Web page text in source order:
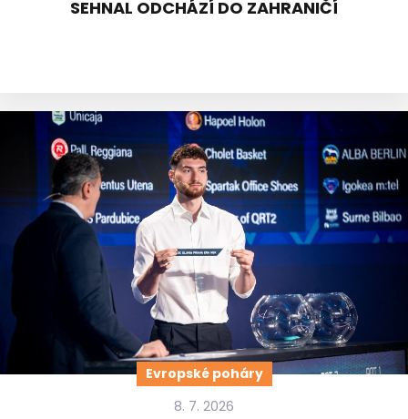
SEHNAL ODCHÁZÍ DO ZAHRANIČÍ
Evropské poháry
8. 7. 2026